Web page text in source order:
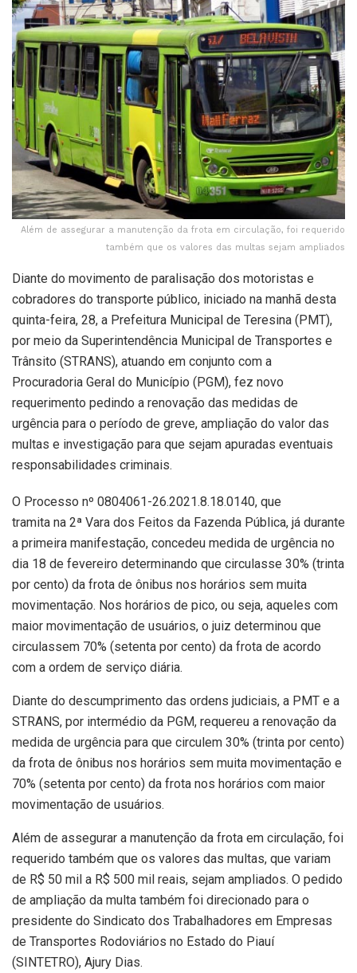
Além de assegurar a manutenção da frota em circulação, foi requerido
também que os valores das multas sejam ampliados
Diante do movimento de paralisação dos motoristas e
cobradores do transporte público, iniciado na manhã desta
quinta-feira, 28, a Prefeitura Municipal de Teresina (PMT),
por meio da Superintendência Municipal de Transportes e
Trânsito (STRANS), atuando em conjunto com a
Procuradoria Geral do Município (PGM), fez novo
requerimento pedindo a renovação das medidas de
urgência para o período de greve, ampliação do valor das
multas e investigação para que sejam apuradas eventuais
responsabilidades criminais.
O Processo nº 0804061-26.2021.8.18.0140, que
tramita na 2ª Vara dos Feitos da Fazenda Pública, já durante
a primeira manifestação, concedeu medida de urgência no
dia 18 de fevereiro determinando que circulasse 30% (trinta
por cento) da frota de ônibus nos horários sem muita
movimentação. Nos horários de pico, ou seja, aqueles com
maior movimentação de usuários, o juiz determinou que
circulassem 70% (setenta por cento) da frota de acordo
com a ordem de serviço diária.
Diante do descumprimento das ordens judiciais, a PMT e a
STRANS, por intermédio da PGM, requereu a renovação da
medida de urgência para que circulem 30% (trinta por cento)
da frota de ônibus nos horários sem muita movimentação e
70% (setenta por cento) da frota nos horários com maior
movimentação de usuários.
Além de assegurar a manutenção da frota em circulação, foi
requerido também que os valores das multas, que variam
de R$ 50 mil a R$ 500 mil reais, sejam ampliados. O pedido
de ampliação da multa também foi direcionado para o
presidente do Sindicato dos Trabalhadores em Empresas
de Transportes Rodoviários no Estado do Piauí
(SINTETRO), Ajury Dias.